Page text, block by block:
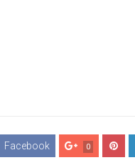
Facebook 0